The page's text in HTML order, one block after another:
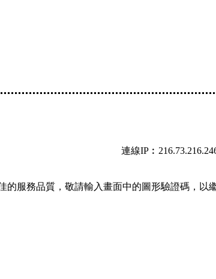
連線
的服務品質，敬請輸入畫面中的圖形驗證碼，以